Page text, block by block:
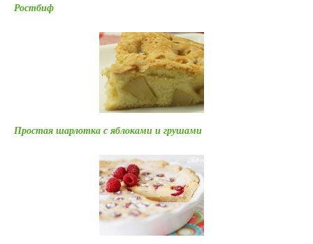
Ростбиф
Простая шарлотка с яблоками и грушами